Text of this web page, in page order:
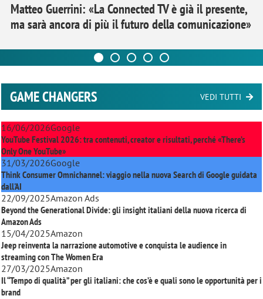
Matteo Guerrini: «La Connected TV è già il presente,
ma sarà ancora di più il futuro della comunicazione»
GAME CHANGERS VEDI TUTTI
16/06/2026Google
YouTube Festival 2026: tra contenuti, creator e risultati, perché «There’s
Only One YouTube»
31/03/2026Google
Think Consumer Omnichannel: viaggio nella nuova Search di Google guidata
dall'AI
22/09/2025Amazon Ads
Beyond the Generational Divide: gli insight italiani della nuova ricerca di
Amazon Ads
15/04/2025Amazon
Jeep reinventa la narrazione automotive e conquista le audience in
streaming conThe Women Era
27/03/2025Amazon
Il “Tempo di qualità” per gli italiani: che cos’è e quali sono le opportunità per i
brand